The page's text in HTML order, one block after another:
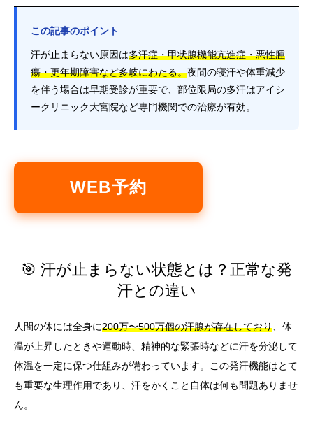
この記事のポイント
汗が止まらない原因は多汗症・甲状腺機能亢進症・悪性腫
瘍・更年期障害など多岐にわたる。夜間の寝汗や体重減少
を伴う場合は早期受診が重要で、部位限局の多汗はアイシ
ークリニック大宮院など専門機関での治療が有効。
WEB予約
🎯 汗が止まらない状態とは？正常な発
汗との違い
人間の体には全身に200万〜500万個の汗腺が存在しており 、体
温が上昇したときや運動時、精神的な緊張時などに汗を分泌して
体温を一定に保つ仕組みが備わっています。この発汗機能はとて
も重要な生理作用であり、汗をかくこと自体は何も問題ありませ
ん。